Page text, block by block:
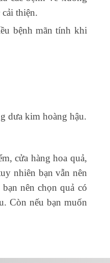
thiện.
bệnh mãn tính khi
dưa kim hoàng hậu.
cửa hàng hoa quả,
nhiên bạn vẫn nên
nên chọn quả có
Còn nếu bạn muốn